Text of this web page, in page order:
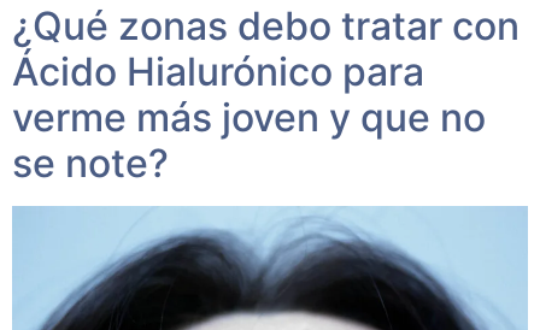
¿Qué zonas debo tratar con
Ácido Hialurónico para
verme más joven y que no
se note?